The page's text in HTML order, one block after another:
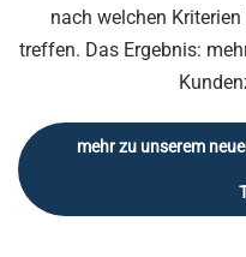
nach welchen
treffen. Das Ergebnis:
mehr zu unserem